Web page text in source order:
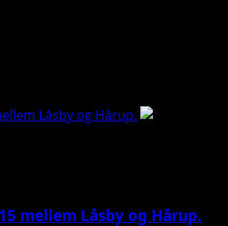
Låsby og Hårup.
mellem Låsby og Hårup.